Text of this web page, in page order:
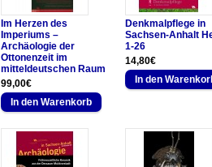
Im Herzen des
Imperiums –
Archäologie der
Ottonenzeit im
mitteldeutschen Raum
99,00€
Denkmalpflege in
Sachsen-Anhalt
1-26
14,80€